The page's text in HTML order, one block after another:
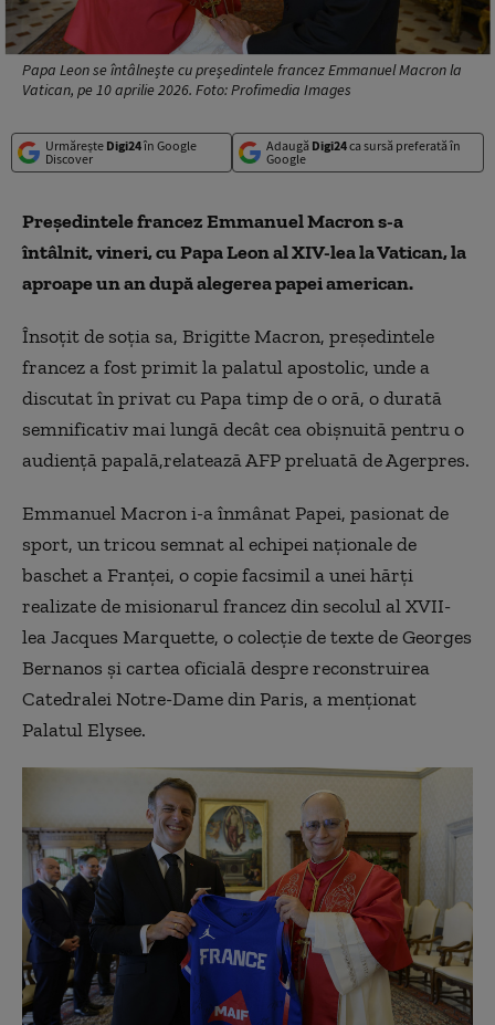
Papa Leon se întâlnește cu președintele francez Emmanuel Macron la
Vatican, pe 10 aprilie 2026. Foto: Profimedia Images
Urmărește Digi24în Google
Discover
Adaugă Digi24ca sursă preferată în
Google
Preşedintele francez Emmanuel Macron s-a
întâlnit, vineri, cu Papa Leon al XIV-lea la Vatican, la
aproape un an după alegerea papei american.
Însoţit de soţia sa, Brigitte Macron, preşedintele
francez a fost primit la palatul apostolic, unde a
discutat în privat cu Papa timp de o oră, o durată
semnificativ mai lungă decât cea obişnuită pentru o
audienţă papală,relatează AFP preluată de Agerpres.
Emmanuel Macron i-a înmânat Papei, pasionat de
sport, un tricou semnat al echipei naţionale de
baschet a Franţei, o copie facsimil a unei hărţi
realizate de misionarul francez din secolul al XVII-
lea Jacques Marquette, o colecţie de texte de Georges
Bernanos şi cartea oficială despre reconstruirea
Catedralei Notre-Dame din Paris, a menţionat
Palatul Elysee.